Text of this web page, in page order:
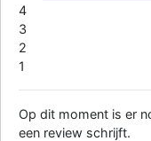
4
3
2
1
Op dit moment is er
een review schrijft.